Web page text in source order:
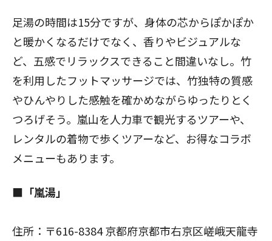
足湯の時間は15分ですが、身体の芯からぽかぽか
と暖かくなるだけでなく、香りやビジュアルな
ど、五感でリラックスできること間違いなし。竹
を利用したフットマッサージでは、竹独特の質感
やひんやりした感触を確かめながらゆったりとく
つろげそう。嵐山を人力車で観光するツアーや、
レンタルの着物で歩くツアーなど、お得なコラボ
メニューもあります。
■ 「嵐湯」
住所：〒616-8384 京都府京都市右京区嵯峨天龍寺